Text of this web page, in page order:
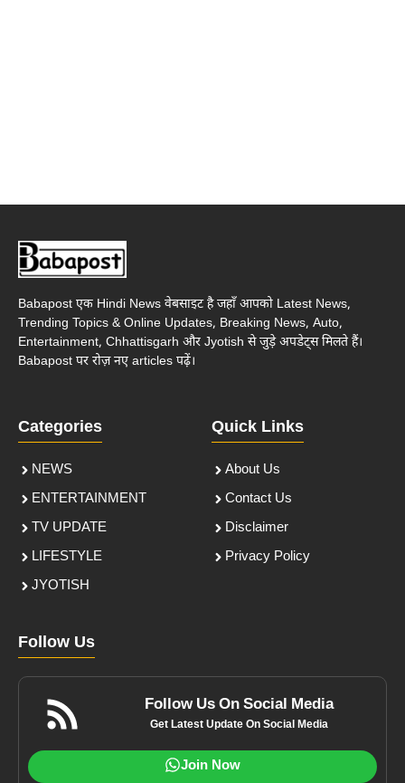
Babapost एक Hindi News वेबसाइट है जहाँ आपको Latest News,
Trending Topics & Online Updates, Breaking News, Auto,
Entertainment, Chhattisgarh और Jyotish से जुड़े अपडेट्स मिलते हैं।
Babapost पर रोज़ नए articles पढ़ें।
Categories
NEWS
ENTERTAINMENT
TV UPDATE
LIFESTYLE
JYOTISH
Quick Links
About Us
Contact Us
Disclaimer
Privacy Policy
Follow Us
Follow Us On Social Media
Get Latest Update On Social Media
Join Now